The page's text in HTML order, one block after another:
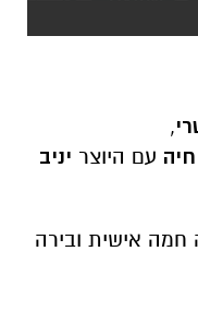
,
עם היוצר יניב
חמה אישית ובירה